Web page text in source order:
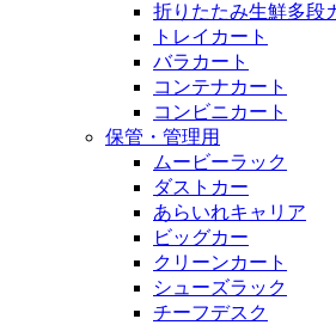
折りたたみ生鮮多段
トレイカート
バラカート
コンテナカート
コンビニカート
保管・管理用
ムービーラック
ダストカー
あらいれキャリア
ビッグカー
クリーンカート
シューズラック
チーフデスク